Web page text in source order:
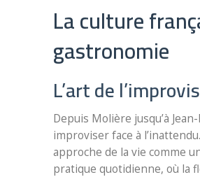
La culture
gastronomie
L’art de
Depuis Molière jusqu’à
improviser face à
approche de la vie comme
pratique quotidienne, où la